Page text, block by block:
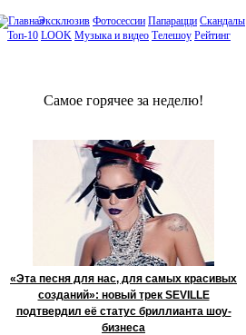
Эксклюзив Фотосессии Папарацци Скандалы
Топ-10 LOOK Музыка и видео Телешоу Рейтинг
Сaмое гoрячее за неделю!
«Эта песня для нас, для самых красивых
созданий»: новый трек SEVILLE
подтвердил её статус бриллианта шоу-
бизнеса